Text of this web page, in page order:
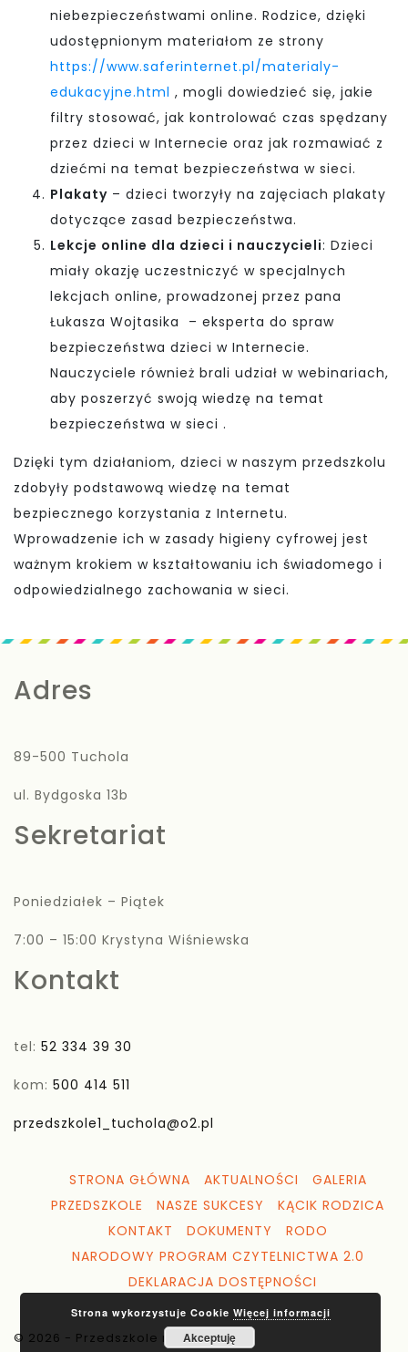
niebezpieczeństwami online. Rodzice, dzięki
udostępnionym materiałom ze strony
https://www.saferinternet.pl/materialy-
edukacyjne.html , mogli dowiedzieć się, jakie
filtry stosować, jak kontrolować czas spędzany
przez dzieci w Internecie oraz jak rozmawiać z
dziećmi na temat bezpieczeństwa w sieci.
Plakaty – dzieci tworzyły na zajęciach plakaty
dotyczące zasad bezpieczeństwa.
Lekcje online dla dzieci i nauczycieli: Dzieci
miały okazję uczestniczyć w specjalnych
lekcjach online, prowadzonej przez pana
Łukasza Wojtasika – eksperta do spraw
bezpieczeństwa dzieci w Internecie.
Nauczyciele również brali udział w webinariach,
aby poszerzyć swoją wiedzę na temat
bezpieczeństwa w sieci .
Dzięki tym działaniom, dzieci w naszym przedszkolu
zdobyły podstawową wiedzę na temat
bezpiecznego korzystania z Internetu.
Wprowadzenie ich w zasady higieny cyfrowej jest
ważnym krokiem w kształtowaniu ich świadomego i
odpowiedzialnego zachowania w sieci.
Adres
89-500 Tuchola
ul. Bydgoska 13b
Sekretariat
Poniedziałek – Piątek
7:00 – 15:00 Krystyna Wiśniewska
Kontakt
tel: 52 334 39 30
kom: 500 414 511
przedszkole1_tuchola@o2.pl
STRONA GŁÓWNA AKTUALNOŚCI
GALERIA
PRZEDSZKOLE
NASZE SUKCESY
KĄCIK RODZICA
KONTAKT
DOKUMENTY
RODO
NARODOWY PROGRAM CZYTELNICTWA 2.0
DEKLARACJA DOSTĘPNOŚCI
© 2026 - Przedszkole nr 1 Tuchola
Strona wykorzystuje Cookie Więcej informacji
Akceptuję